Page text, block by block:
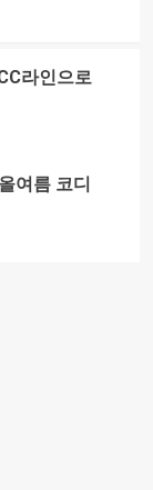
라인으로
여름 코디